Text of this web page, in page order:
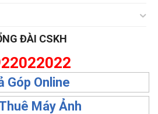
ĐÀI CSKH
Góp Online
Máy Ảnh